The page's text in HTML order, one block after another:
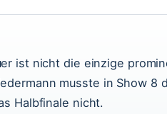
ist nicht die einzige
musste in Show 8
Halbfinale nicht.